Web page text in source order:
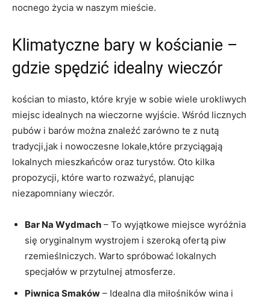
nocnego życia w naszym mieście.
Klimatyczne bary w kościanie –
gdzie spędzić idealny wieczór
kościan to miasto, które kryje w sobie wiele urokliwych
miejsc idealnych na wieczorne wyjście. Wśród licznych
pubów i barów można znaleźć zarówno te z nutą
tradycji,jak i nowoczesne lokale,które przyciągają
lokalnych mieszkańców oraz turystów. Oto kilka
propozycji, które warto rozważyć, planując
niezapomniany wieczór.
Bar Na Wydmach – To wyjątkowe miejsce wyróżnia
się oryginalnym wystrojem i szeroką ofertą piw
rzemieślniczych. Warto spróbować lokalnych
specjałów w przytulnej atmosferze.
Piwnica Smaków – Idealna dla miłośników wina i